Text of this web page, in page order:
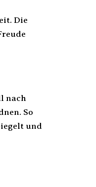
Die
nach
So
und